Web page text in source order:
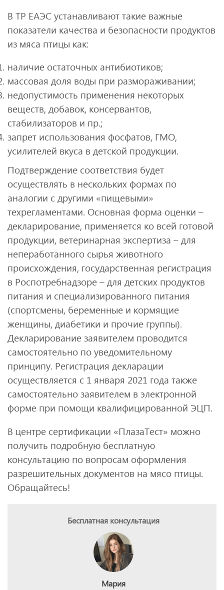
В ТР ЕАЭС устанавливают такие важные
показатели качества и безопасности продуктов
из мяса птицы как:
наличие остаточных антибиотиков;
массовая доля воды при размораживании;
недопустимость применения некоторых
веществ, добавок, консервантов,
стабилизаторов и пр.;
запрет использования фосфатов, ГМО,
усилителей вкуса в детской продукции.
Подтверждение соответствия будет
осуществлять в нескольких формах по
аналогии с другими «пищевыми»
техрегламентами. Основная форма оценки –
декларирование, применяется ко всей готовой
продукции, ветеринарная экспертиза – для
непеработанного сырья животного
происхождения, государственная регистрация
в Роспотребнадзоре – для детских продуктов
питания и специализированного питания
(спортсмены, беременные и кормящие
женщины, диабетики и прочие группы).
Декларирование заявителем проводится
самостоятельно по уведомительному
принципу. Регистрация декларации
осуществляется с 1 января 2021 года также
самостоятельно заявителем в электронной
форме при помощи квалифицированной ЭЦП.
В центре сертификации «ПлазаТест» можно
получить подробную бесплатную
консультацию по вопросам оформления
разрешительных документов на мясо птицы.
Обращайтесь!
Бесплатная консультация
Мария